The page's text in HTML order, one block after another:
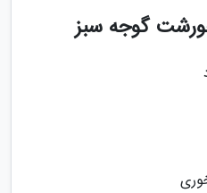
گوجه سبز